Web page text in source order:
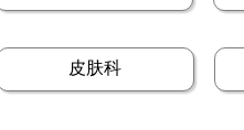
皮肤科